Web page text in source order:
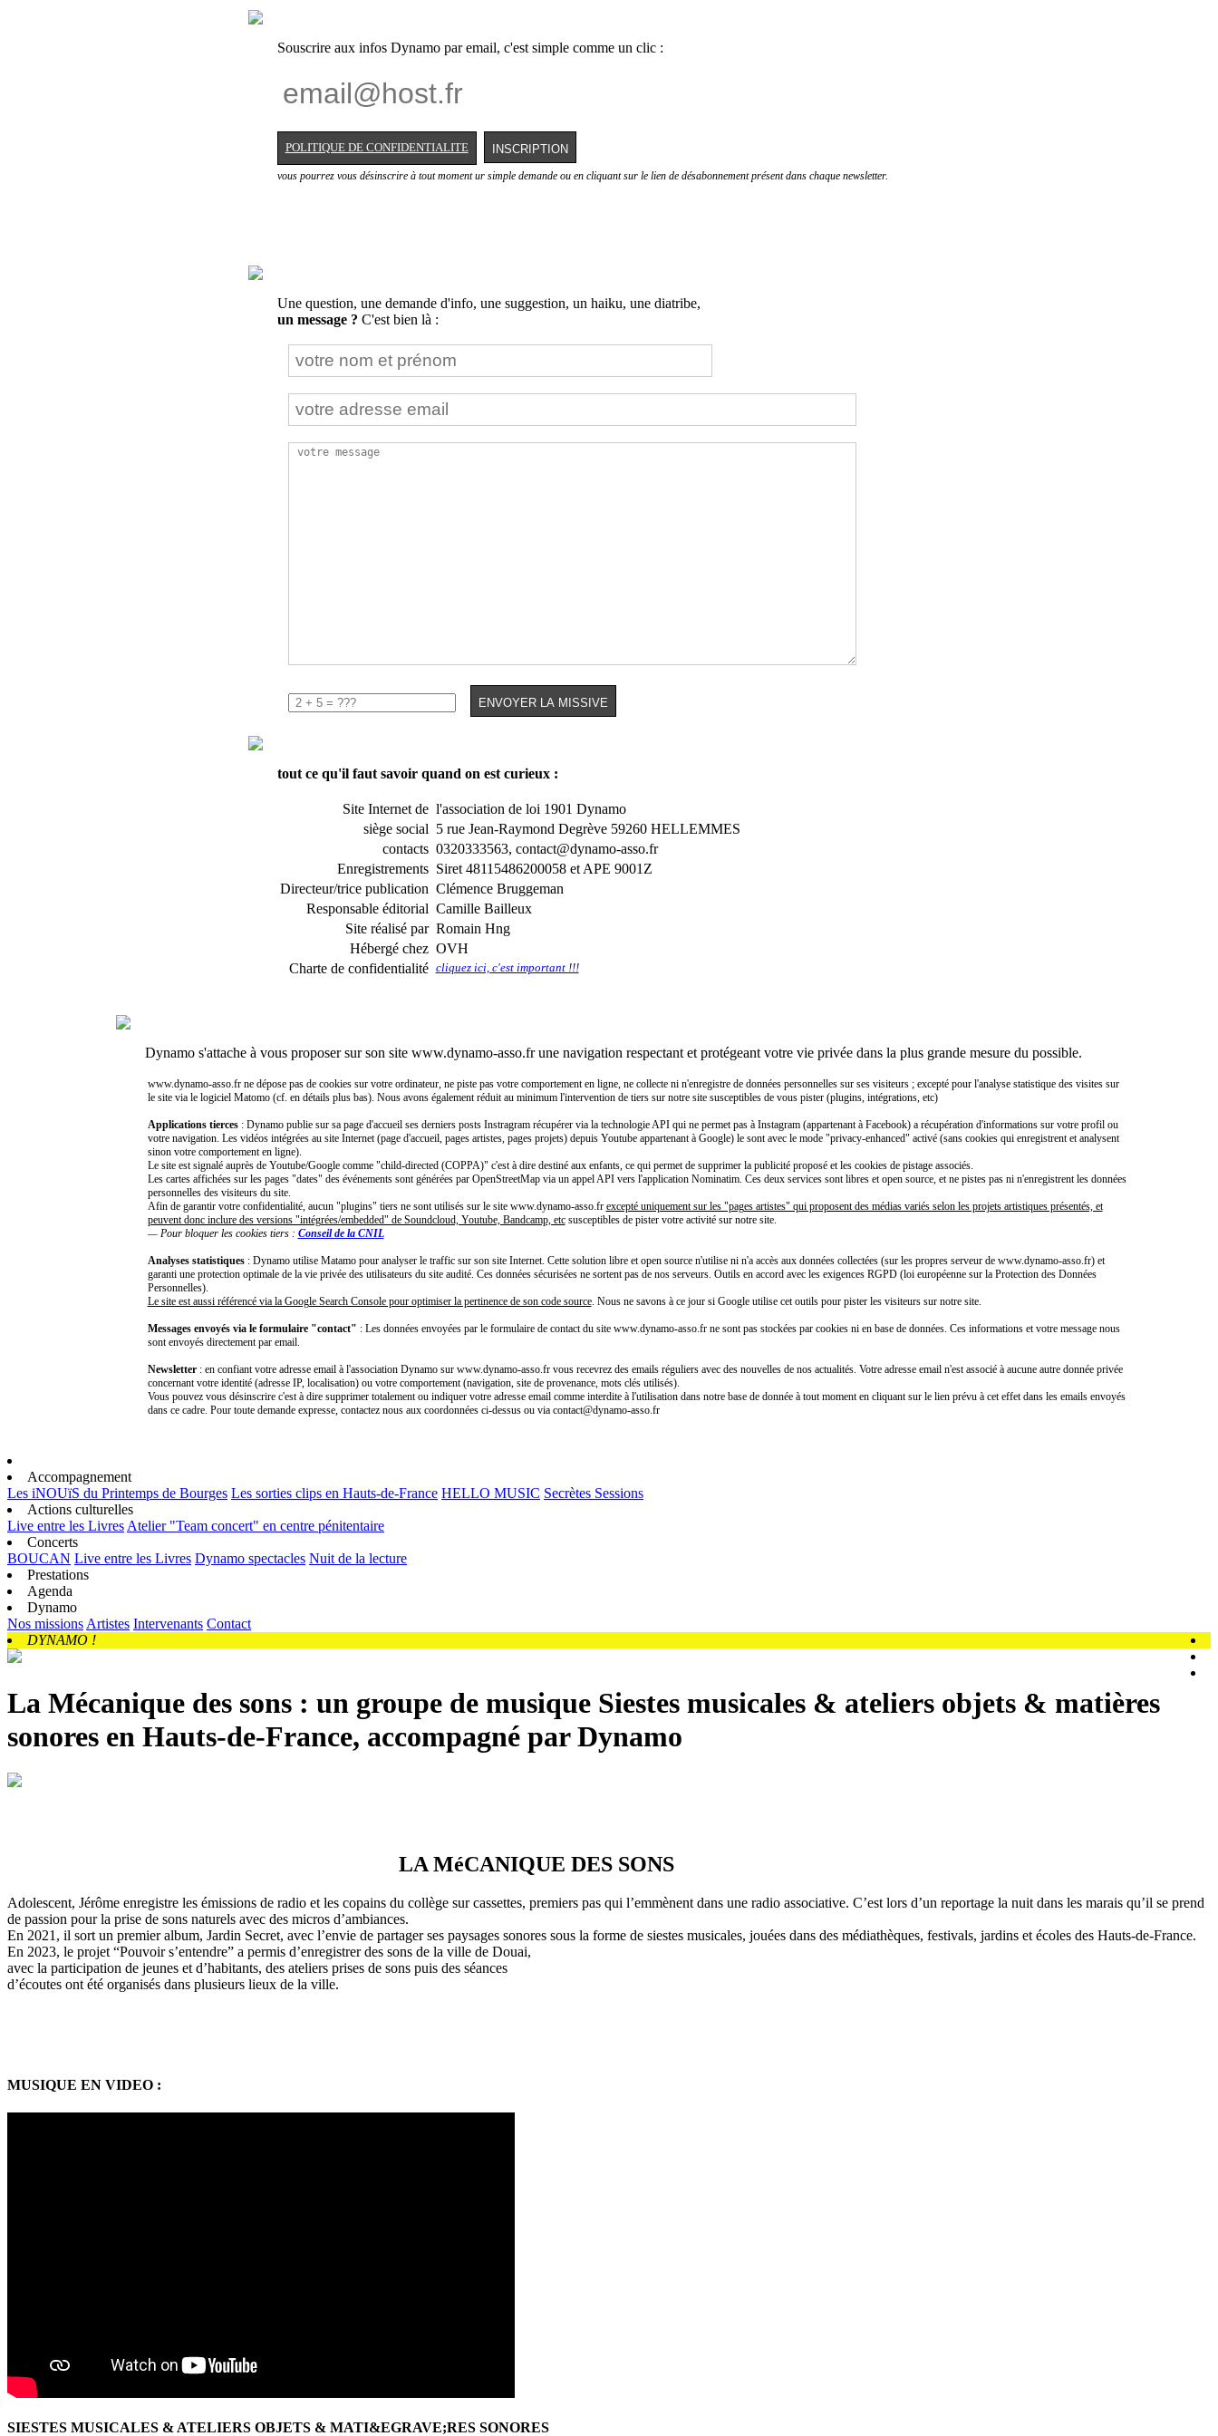
Souscrire aux infos Dynamo par email, c'est simple comme un clic :
POLITIQUE DE CONFIDENTIALITE
vous pourrez vous désinscrire à tout moment ur simple demande ou en cliquant sur le lien de désabonnement présent dans chaque newsletter.
Une question, une demande d'info, une suggestion, un haiku, une diatribe,
un message ? C'est bien là :
tout ce qu'il faut savoir quand on est curieux :
Site Internet de l'association de loi 1901 Dynamo
siège social 5 rue Jean-Raymond Degrève 59260 HELLEMMES
contacts 0320333563, contact@dynamo-asso.fr
Enregistrements Siret 48115486200058 et APE 9001Z
Directeur/trice publication Clémence Bruggeman
Responsable éditorial Camille Bailleux
Site réalisé par Romain Hng
Hébergé chez OVH
Charte de confidentialité
cliquez ici, c'est important !!!
Dynamo s'attache à vous proposer sur son site www.dynamo-asso.fr une navigation respectant et protégeant votre vie privée dans la plus grande mesure du possible.
www.dynamo-asso.fr ne dépose pas de cookies sur votre ordinateur, ne piste pas votre comportement en ligne, ne collecte ni n'enregistre de données personnelles sur ses visiteurs ; excepté pour l'analyse statistique des visites sur
le site via le logiciel Matomo (cf. en détails plus bas). Nous avons également réduit au minimum l'intervention de tiers sur notre site susceptibles de vous pister (plugins, intégrations, etc)
Applications tierces : Dynamo publie sur sa page d'accueil ses derniers posts Instragram récupérer via la technologie API qui ne permet pas à Instagram (appartenant à Facebook) a récupération d'informations sur votre profil ou
votre navigation. Les vidéos intégrées au site Internet (page d'accueil, pages artistes, pages projets) depuis Youtube appartenant à Google) le sont avec le mode "privacy-enhanced" activé (sans cookies qui enregistrent et analysent
sinon votre comportement en ligne).
Le site est signalé auprès de Youtube/Google comme "child-directed (COPPA)" c'est à dire destiné aux enfants, ce qui permet de supprimer la publicité proposé et les cookies de pistage associés.
Les cartes affichées sur les pages "dates" des événements sont générées par OpenStreetMap via un appel API vers l'application Nominatim. Ces deux services sont libres et open source, et ne pistes pas ni n'enregistrent les données
personnelles des visiteurs du site.
Afin de garantir votre confidentialité, aucun "plugins" tiers ne sont utilisés sur le site www.dynamo-asso.fr excepté uniquement sur les "pages artistes" qui proposent des médias variés selon les projets artistiques présentés, et
peuvent donc inclure des versions "intégrées/embedded" de Soundcloud, Youtube, Bandcamp, etcsusceptibles de pister votre activité sur notre site.
— Pour bloquer les cookies tiers : Conseil de la CNIL
Analyses statistiques : Dynamo utilise Matamo pour analyser le traffic sur son site Internet. Cette solution libre et open source n'utilise ni n'a accès aux données collectées (sur les propres serveur de www.dynamo-asso.fr) et
garanti une protection optimale de la vie privée des utilisateurs du site audité. Ces données sécurisées ne sortent pas de nos serveurs. Outils en accord avec les exigences RGPD (loi européenne sur la Protection des Données
Personnelles).
Le site est aussi référencé via la Google Search Console pour optimiser la pertinence de son code source. Nous ne savons à ce jour si Google utilise cet outils pour pister les visiteurs sur notre site.
Messages envoyés via le formulaire "contact" : Les données envoyées par le formulaire de contact du site www.dynamo-asso.fr ne sont pas stockées par cookies ni en base de données. Ces informations et votre message nous
sont envoyés directement par email.
Newsletter : en confiant votre adresse email à l'association Dynamo sur www.dynamo-asso.fr vous recevrez des emails réguliers avec des nouvelles de nos actualités. Votre adresse email n'est associé à aucune autre donnée privée
concernant votre identité (adresse IP, localisation) ou votre comportement (navigation, site de provenance, mots clés utilisés).
Vous pouvez vous désinscrire c'est à dire supprimer totalement ou indiquer votre adresse email comme interdite à l'utilisation dans notre base de donnée à tout moment en cliquant sur le lien prévu à cet effet dans les emails envoyés
dans ce cadre. Pour toute demande expresse, contactez nous aux coordonnées ci-dessus ou via contact@dynamo-asso.fr
Accompagnement
Les iNOUïS du Printemps de Bourges Les sorties clips en Hauts-de-France HELLO MUSIC Secrètes Sessions
Actions culturelles
Live entre les Livres Atelier "Team concert" en centre pénitentaire
Concerts
BOUCAN Live entre les Livres Dynamo spectacles Nuit de la lecture
Prestations
Agenda
Dynamo
Nos missions Artistes Intervenants Contact
DYNAMO !
La Mécanique des sons : un groupe de musique Siestes musicales & ateliers objets & matières
sonores en Hauts-de-France, accompagné par Dynamo
LA MéCANIQUE DES SONS
Adolescent, Jérôme enregistre les émissions de radio et les copains du collège sur cassettes, premiers pas qui l’emmènent dans une radio associative. C’est lors d’un reportage la nuit dans les marais qu’il se prend
de passion pour la prise de sons naturels avec des micros d’ambiances.
En 2021, il sort un premier album, Jardin Secret, avec l’envie de partager ses paysages sonores sous la forme de siestes musicales, jouées dans des médiathèques, festivals, jardins et écoles des Hauts-de-France.
En 2023, le projet “Pouvoir s’entendre” a permis d’enregistrer des sons de la ville de Douai,
avec la participation de jeunes et d’habitants, des ateliers prises de sons puis des séances
d’écoutes ont été organisés dans plusieurs lieux de la ville.
MUSIQUE EN VIDEO :
SIESTES MUSICALES & ATELIERS OBJETS & MATI&EGRAVE;RES SONORES